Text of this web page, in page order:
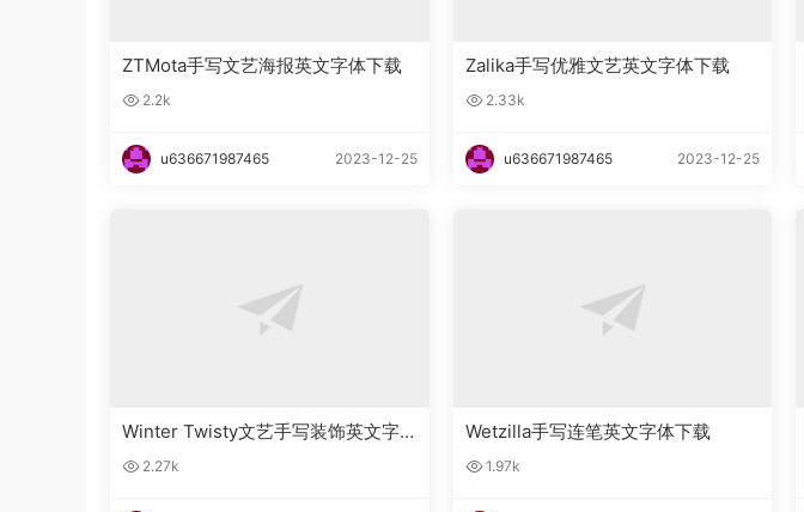
ZTMota手写文艺海报英文字体下载
2.2k
u636671987465 2023-12-25
Zalika手写优雅文艺英文字体下载
2.33k
u636671987465 2023-12-25
Winter Twisty文艺手写装饰英文字
体下载
2.27k
Wetzilla手写连笔英文字体下载
1.97k